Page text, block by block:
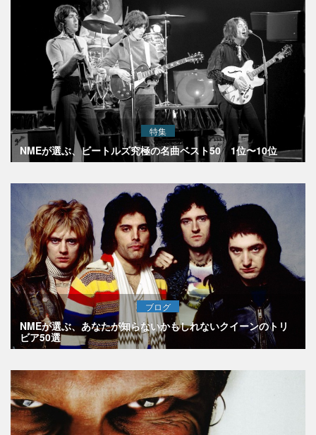
特集
NMEが選ぶ、ビートルズ究極の名曲ベスト50 1位〜10位
ブログ
NMEが選ぶ、あなたが知らないかもしれないクイーンのトリ
ビア50選